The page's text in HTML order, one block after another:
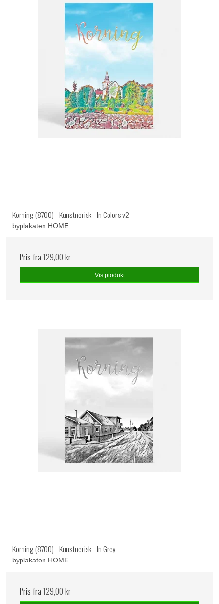
Korning (8700) - Kunstnerisk - In Colors v2
byplakaten HOME
Pris fra129,00 kr
Vis produkt
Korning (8700) - Kunstnerisk - In Grey
byplakaten HOME
Pris fra129,00 kr